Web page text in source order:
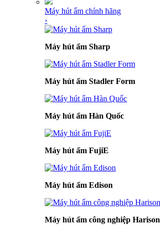
Máy hút ẩm chính hãng
›
Máy hút ẩm Sharp
Máy hút ẩm Stadler Form
Máy hút ẩm Hàn Quốc
Máy hút ẩm FujiE
Máy hút ẩm Edison
Máy hút ẩm công nghiệp Harison